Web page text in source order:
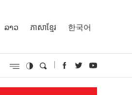
ລາວ ភាសាខ្មែរ 한국어